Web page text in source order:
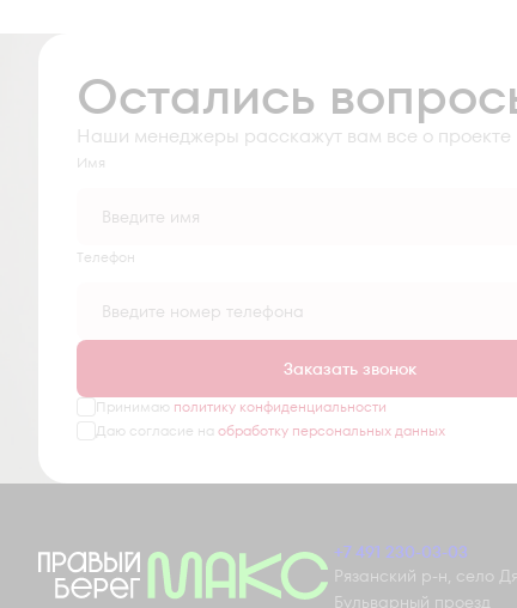
Остались
Наши менеджеры расскажут вам все о проекте
Имя
Tелефон
Заказать звонок
Принимаю политику конфиденциальности
Даю согласие на обработку персональных данных
+7 491 230-03-03
Рязанский р-н, село
Бульварный проезд